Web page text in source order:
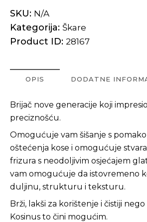
SKU: N/A
Kategorija: Škare
Product ID: 28167
OPIS DODATNE
Brijač nove generacije koji
preciznošću.
Omogućuje vam šišanje s
oštećenja kose i omogućuje
frizura s neodoljivim osjećajem
vam omogućuje da istovremeno
duljinu, strukturu i teksturu.
Brži, lakši za korištenje i čistiji
Kosinus to čini mogućim.